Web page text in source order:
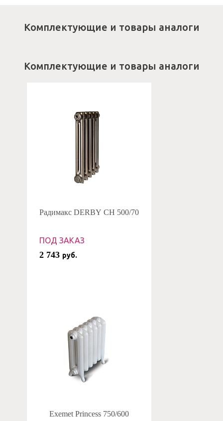
Комплектующие и товары аналоги
Комплектующие и товары аналоги
Радимакс DERBY CH 500/70
ПОД ЗАКАЗ
2 743 руб.
Exemet Princess 750/600